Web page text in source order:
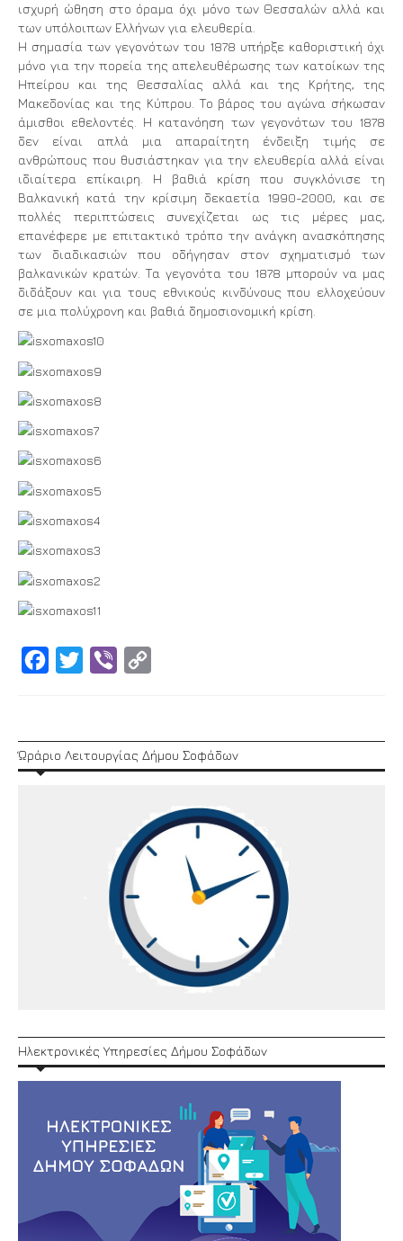
ισχυρή ώθηση στο όραμα όχι μόνο των Θεσσαλών αλλά και
των υπόλοιπων Ελλήνων για ελευθερία.
Η σημασία των γεγονότων του 1878 υπήρξε καθοριστική όχι
μόνο για την πορεία της απελευθέρωσης των κατοίκων της
Ηπείρου και της Θεσσαλίας αλλά και της Κρήτης, της
Μακεδονίας και της Κύπρου. Το βάρος του αγώνα σήκωσαν
άμισθοι εθελοντές. Η κατανόηση των γεγονότων του 1878
δεν είναι απλά μια απαραίτητη ένδειξη τιμής σε
ανθρώπους που θυσιάστηκαν για την ελευθερία αλλά είναι
ιδιαίτερα επίκαιρη. Η βαθιά κρίση που συγκλόνισε τη
Βαλκανική κατά την κρίσιμη δεκαετία 1990-2000, και σε
πολλές περιπτώσεις συνεχίζεται ως τις μέρες μας,
επανέφερε με επιτακτικό τρόπο την ανάγκη ανασκόπησης
των διαδικασιών που οδήγησαν στον σχηματισμό των
βαλκανικών κρατών. Τα γεγονότα του 1878 μπορούν να μας
διδάξουν και για τους εθνικούς κινδύνους που ελλοχεύουν
σε μια πολύχρονη και βαθιά δημοσιονομική κρίση.
Facebook
Twitter Viber
Ώράριο Λειτουργίας Δήμου Σοφάδων
Ηλεκτρονικές Υπηρεσίες Δήμου Σοφάδων